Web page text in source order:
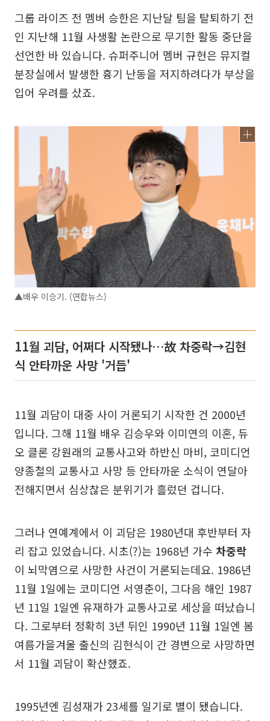
그룹 라이즈 전 멤버 승한은 지난달 팀을 탈퇴하기 전
인 지난해 11월 사생활 논란으로 무기한 활동 중단을
선언한 바 있습니다. 슈퍼주니어 멤버 규현은 뮤지컬
분장실에서 발생한 흉기 난동을 저지하려다가 부상을
입어 우려를 샀죠.
▲배우 이승기. (연합뉴스)
11월 괴담, 어쩌다 시작됐나…故 차중락→김현
식 안타까운 사망 '거듭'
11월 괴담이 대중 사이 거론되기 시작한 건 2000년
입니다. 그해 11월 배우 김승우와 이미연의 이혼, 듀
오 클론 강원래의 교통사고와 하반신 마비, 코미디언
양종철의 교통사고 사망 등 안타까운 소식이 연달아
전해지면서 심상찮은 분위기가 흘렀던 겁니다.
그러나 연예계에서 이 괴담은 1980년대 후반부터 자
리 잡고 있었습니다. 시초(?)는 1968년 가수 차중락
이 뇌막염으로 사망한 사건이 거론되는데요. 1986년
11월 1일에는 코미디언 서영춘이, 그다음 해인 1987
년 11일 1일엔 유재하가 교통사고로 세상을 떠났습니
다. 그로부터 정확히 3년 뒤인 1990년 11월 1일엔 봄
여름가을겨울 출신의 김현식이 간 경변으로 사망하면
서 11월 괴담이 확산했죠.
1995년엔 김성재가 23세를 일기로 별이 됐습니다.